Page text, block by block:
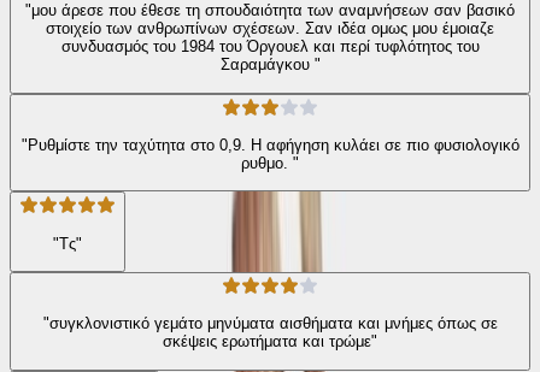
"μου άρεσε που έθεσε τη σπουδαιότητα των αναμνήσεων σαν βασικό
στοιχείο των ανθρωπίνων σχέσεων. Σαν ιδέα ομως μου έμοιαζε
συνδυασμός του 1984 του Όργουελ και περί τυφλότητος του
Σαραμάγκου "
"Ρυθμίστε την ταχύτητα στο 0,9. Η αφήγηση κυλάει σε πιο φυσιολογικό
ρυθμο. "
"Τς"
"συγκλονιστικό γεμάτο μηνύματα αισθήματα και μνήμες όπως σε
σκέψεις ερωτήματα και τρώμε"